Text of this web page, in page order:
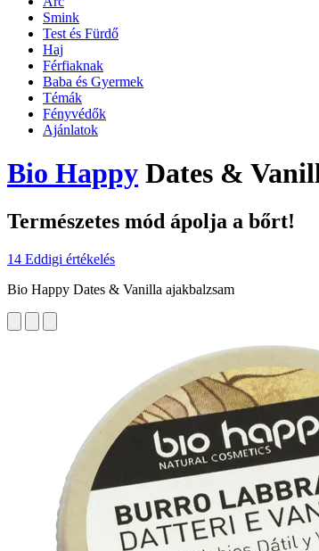
Smink
Test és Fürdő
Haj
Férfiaknak
Baba és Gyermek
Témák
Fényvédők
Ajánlatok
Bio Happy Dates &
Természetes mód ápolja a bőrt!
14 Eddigi értékelés
Bio Happy Dates & Vanilla ajakbalzsam